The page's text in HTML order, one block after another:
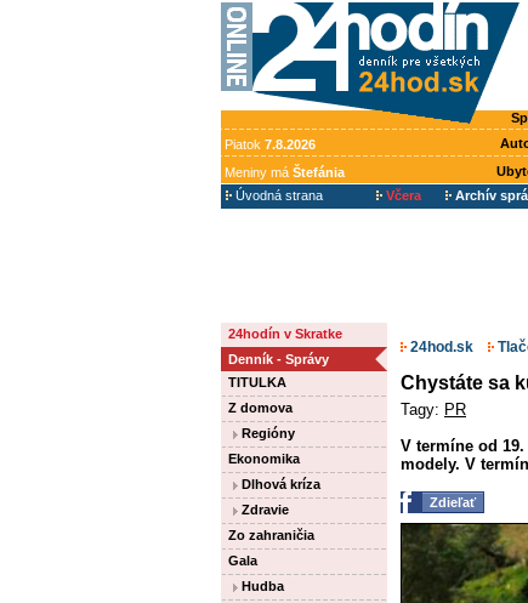
Piatok 7.8.2026
Meniny má Štefánia
Úvodná strana
Včera Archív
24hodín v Skratke
Denník - Správy
TITULKA
Z domova
Regióny
Ekonomika
Dlhová kríza
Zdravie
Zo zahraničia
Gala
Hudba
24hod.sk
Chystáte sa
Tagy: PR
V termíne od
modely. V
Zdieľať